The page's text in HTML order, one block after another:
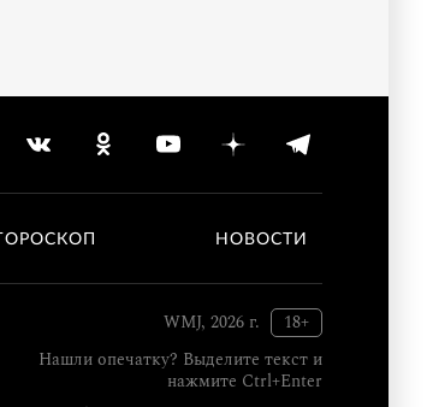
ГОРОСКОП НОВОСТИ
WMJ, 2026 г.
18+
Нашли опечатку? Выделите текст и
нажмите Ctrl+Enter